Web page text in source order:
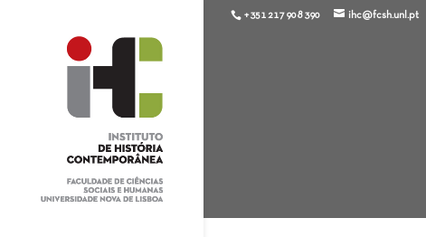
+351 217 908 390 ihc@fcsh.unl.pt